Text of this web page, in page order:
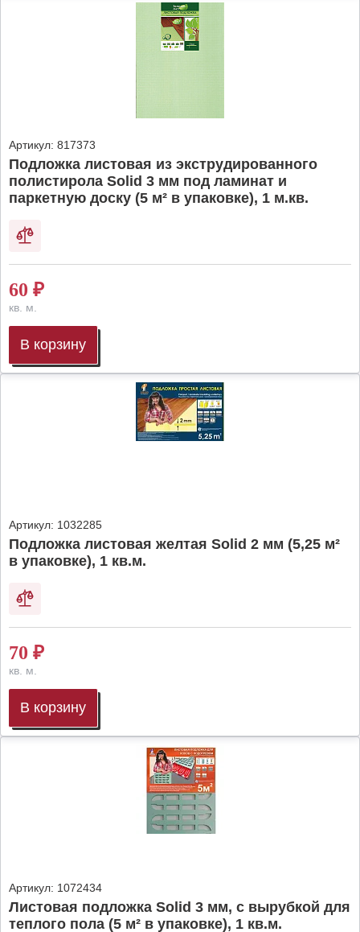
Артикул: 817373
Подложка листовая из экструдированного
полистирола Solid 3 мм под ламинат и
паркетную доску (5 м² в упаковке), 1 м.кв.
60 ₽
кв. м.
В корзину
Артикул: 1032285
Подложка листовая желтая Solid 2 мм (5,25 м²
в упаковке), 1 кв.м.
70 ₽
кв. м.
В корзину
Артикул: 1072434
Листовая подложка Solid 3 мм, с вырубкой для
теплого пола (5 м² в упаковке), 1 кв.м.